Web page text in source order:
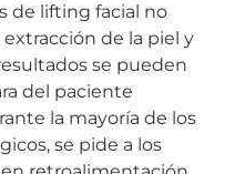
de lifting facial no
de la piel y
se pueden
del paciente
la mayoría de los
se pide a los